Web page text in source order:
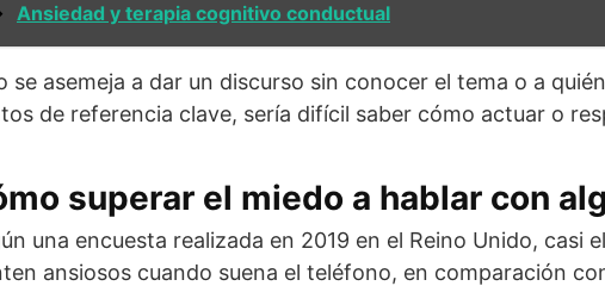
Ansiedad y terapia cognitivo conductual
se asemeja a dar un discurso sin conocer el tema o a
de referencia clave, sería difícil saber cómo actuar o
superar el miedo a hablar con
una encuesta realizada en 2019 en el Reino Unido, casi
ansiosos cuando suena el teléfono, en comparación